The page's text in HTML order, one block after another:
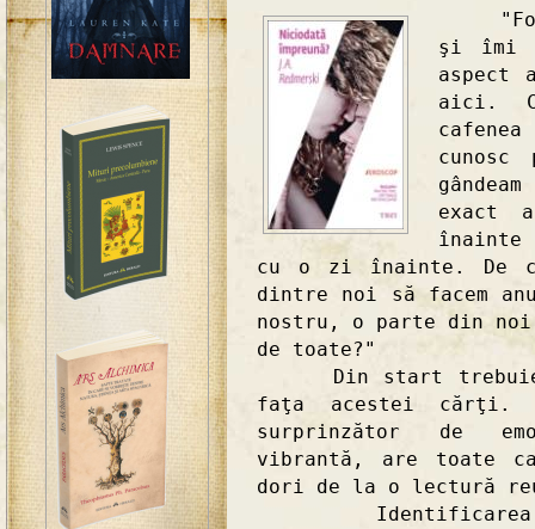
şi îmi
aspect
aici.
exact
înainte
cu o zi înainte. De
dintre noi să facem
nostru, o parte din noi
de toate?"
Din start trebuie
faţa acestei cărţi.
surprinzător de
vibrantă, are toate
dori de la o lectură
Identificarea